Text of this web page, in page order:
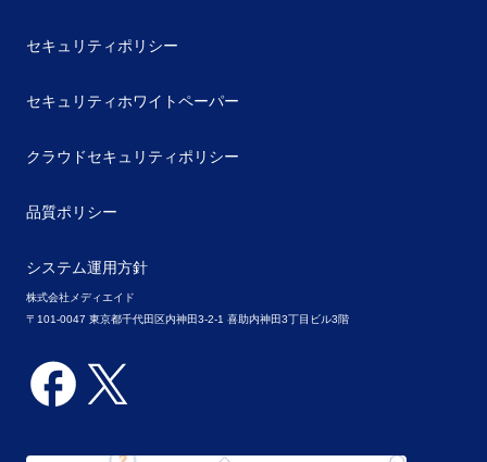
株式会社メディエイド
〒101-0047 東京都千代田区内神田3-2-1 喜助内神田3丁目ビル3階
セキュリティポリシー
セキュリティホワイトペーパー
クラウドセキュリティポリシー
品質ポリシー
システム運用方針